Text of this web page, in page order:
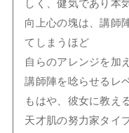
しく、健気であり本
向上心の塊は、講師
てしまうほど
自らのアレンジを加
講師陣を唸らせるレ
もはや、彼女に教え
天才肌の努力家タイ